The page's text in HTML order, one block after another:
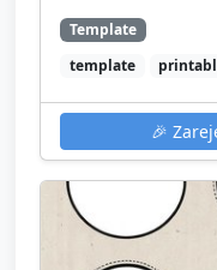
Template
template
🎉